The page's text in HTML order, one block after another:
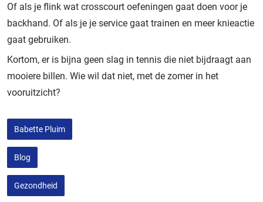
Of als je flink wat crosscourt oefeningen gaat doen voor je
backhand. Of als je je service gaat trainen en meer knieactie
gaat gebruiken.
Kortom, er is bijna geen slag in tennis die niet bijdraagt aan
mooiere billen. Wie wil dat niet, met de zomer in het
vooruitzicht?
Babette Pluim
Blog
Gezondheid